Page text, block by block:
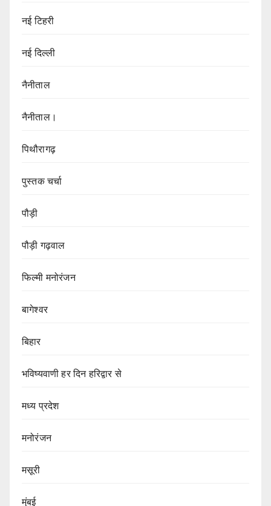
नई टिहरी
नई दिल्ली
नैनीताल
नैनीताल।
पिथौरागढ़
पुस्तक चर्चा
पौड़ी
पौड़ी गढ़वाल
फिल्मी मनोरंजन
बागेश्वर
बिहार
भविष्यवाणी हर दिन हरिद्वार से
मध्य प्रदेश
मनोरंजन
मसूरी
मुंबई